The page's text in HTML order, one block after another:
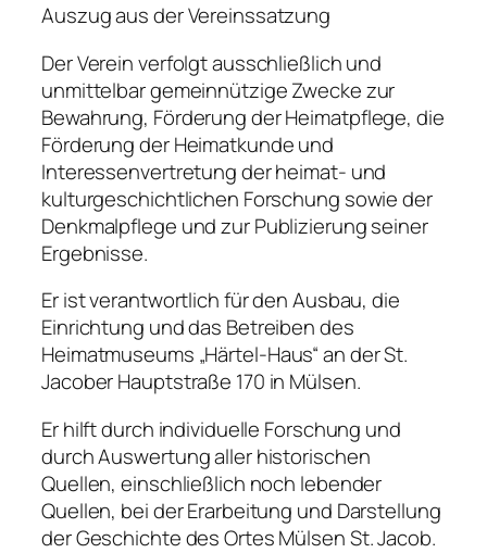
Auszug aus der Vereinssatzung
Der Verein verfolgt ausschließlich und
unmittelbar gemeinnützige Zwecke zur
Bewahrung, Förderung der Heimatpflege, die
Förderung der Heimatkunde und
Interessenvertretung der heimat- und
kulturgeschichtlichen Forschung sowie der
Denkmalpflege und zur Publizierung seiner
Ergebnisse.
Er ist verantwortlich für den Ausbau, die
Einrichtung und das Betreiben des
Heimatmuseums „Härtel-Haus“ an der St.
Jacober Hauptstraße 170 in Mülsen.
Er hilft durch individuelle Forschung und
durch Auswertung aller historischen
Quellen, einschließlich noch lebender
Quellen, bei der Erarbeitung und Darstellung
der Geschichte des Ortes Mülsen St. Jacob.